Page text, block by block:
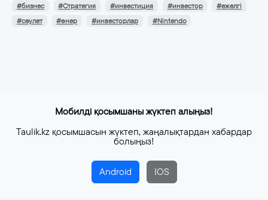
#бизнес #Стратегия #инвестиция #инвестор
#ежелгі
#сәулет
#өнер #инвесторлар #Nintendo
Мобилді қосымшаны жүктеп алыңыз!
Taulik.kz қосымшасын жүктеп, жаңалықтардан хабардар
болыңыз!
Android IOS